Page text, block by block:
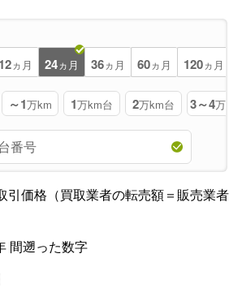
12ヵ月 24ヵ月 36ヵ月 60ヵ月 120ヵ月
～1万km 1万km台 2万km台 3～4万
引価格（買取業者の転売額＝販売業者
間遡った数字